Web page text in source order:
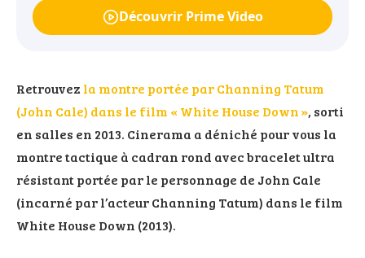
Découvrir Prime Video
Retrouvez la montre portée par Channing Tatum
(John Cale) dans le film « White House Down », sorti
en salles en 2013. Cinerama a déniché pour vous la
montre tactique à cadran rond avec bracelet ultra
résistant portée par le personnage de John Cale
(incarné par l’acteur Channing Tatum) dans le film
White House Down (2013).